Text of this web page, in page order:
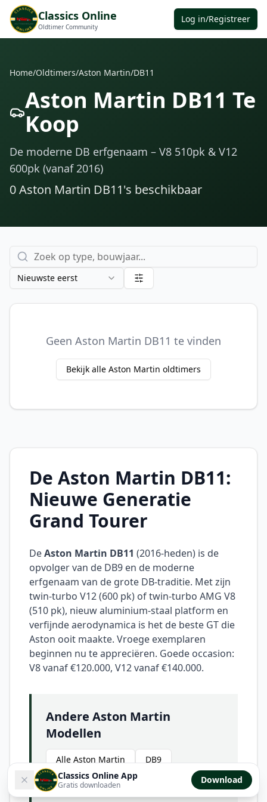
Classics Online App
Gratis downloaden Download
Classics Online
Oldtimer Community
Log in/Registreer
Home/Oldtimers/Aston Martin/DB11
Aston Martin DB11 Te
Koop
De moderne DB erfgenaam – V8 510pk & V12
600pk (vanaf 2016)
0Aston Martin DB11's beschikbaar
Nieuwste eerst
Geen Aston Martin DB11 te vinden
Bekijk alle Aston Martin oldtimers
De Aston Martin DB11:
Nieuwe Generatie
Grand Tourer
DeAston Martin DB11 (2016-heden) is de
opvolger van de DB9 en de moderne
erfgenaam van de grote DB-traditie. Met zijn
twin-turbo V12 (600 pk) of twin-turbo AMG V8
(510 pk), nieuw aluminium-staal platform en
verfijnde aerodynamica is het de beste GT die
Aston ooit maakte. Vroege exemplaren
beginnen nu te appreciëren. Goede occasion:
V8 vanaf €120.000, V12 vanaf €140.000.
Andere Aston Martin
Modellen
Alle Aston Martin
DB9
Vanquish